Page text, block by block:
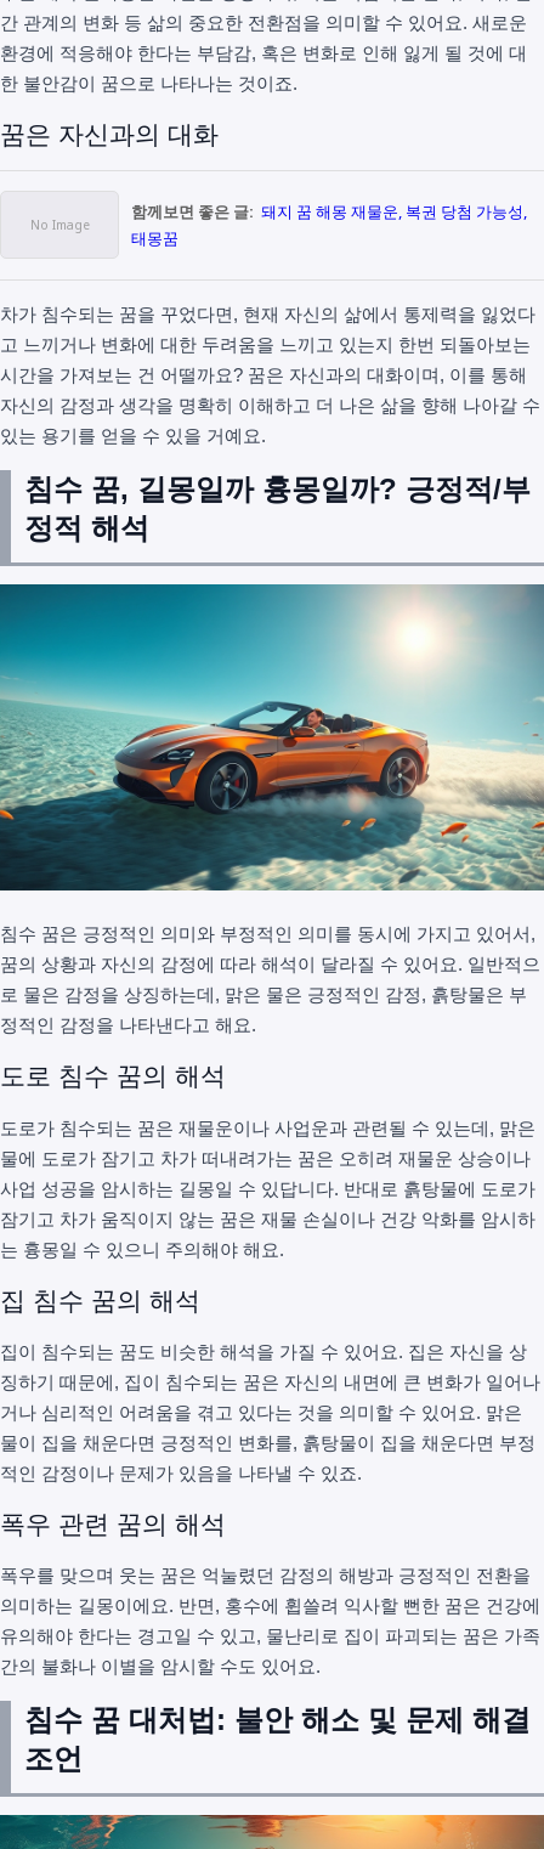
간 관계의 변화 등 삶의 중요한 전환점을 의미할 수 있어요. 새로운
환경에 적응해야 한다는 부담감, 혹은 변화로 인해 잃게 될 것에 대
한 불안감이 꿈으로 나타나는 것이죠.
꿈은 자신과의 대화
함께보면 좋은 글: 돼지 꿈 해몽 재물운, 복권 당첨 가능성,
태몽꿈
차가 침수되는 꿈을 꾸었다면, 현재 자신의 삶에서 통제력을 잃었다
고 느끼거나 변화에 대한 두려움을 느끼고 있는지 한번 되돌아보는
시간을 가져보는 건 어떨까요? 꿈은 자신과의 대화이며, 이를 통해
자신의 감정과 생각을 명확히 이해하고 더 나은 삶을 향해 나아갈 수
있는 용기를 얻을 수 있을 거예요.
침수 꿈, 길몽일까 흉몽일까? 긍정적/부
정적 해석
침수 꿈은 긍정적인 의미와 부정적인 의미를 동시에 가지고 있어서,
꿈의 상황과 자신의 감정에 따라 해석이 달라질 수 있어요. 일반적으
로 물은 감정을 상징하는데, 맑은 물은 긍정적인 감정, 흙탕물은 부
정적인 감정을 나타낸다고 해요.
도로 침수 꿈의 해석
도로가 침수되는 꿈은 재물운이나 사업운과 관련될 수 있는데, 맑은
물에 도로가 잠기고 차가 떠내려가는 꿈은 오히려 재물운 상승이나
사업 성공을 암시하는 길몽일 수 있답니다. 반대로 흙탕물에 도로가
잠기고 차가 움직이지 않는 꿈은 재물 손실이나 건강 악화를 암시하
는 흉몽일 수 있으니 주의해야 해요.
집 침수 꿈의 해석
집이 침수되는 꿈도 비슷한 해석을 가질 수 있어요. 집은 자신을 상
징하기 때문에, 집이 침수되는 꿈은 자신의 내면에 큰 변화가 일어나
거나 심리적인 어려움을 겪고 있다는 것을 의미할 수 있어요. 맑은
물이 집을 채운다면 긍정적인 변화를, 흙탕물이 집을 채운다면 부정
적인 감정이나 문제가 있음을 나타낼 수 있죠.
폭우 관련 꿈의 해석
폭우를 맞으며 웃는 꿈은 억눌렸던 감정의 해방과 긍정적인 전환을
의미하는 길몽이에요. 반면, 홍수에 휩쓸려 익사할 뻔한 꿈은 건강에
유의해야 한다는 경고일 수 있고, 물난리로 집이 파괴되는 꿈은 가족
간의 불화나 이별을 암시할 수도 있어요.
침수 꿈 대처법: 불안 해소 및 문제 해결
조언